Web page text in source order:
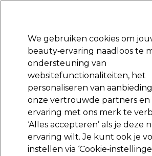
Merken Deals Haar Elektra
Volgende dag
Na verzending, maandag t/
S-PRO
S-PRO Klassiek bleekpoeder
We gebruiken cookies om
beauty‑ervaring naadloos te
ondersteuning van
websitefunctionaliteiten, het
personaliseren van
onze vertrouwde partners en
ervaring met ons merk te
‘Alles accepteren’ als je deze
ervaring wilt. Je kunt ook je
instellen via